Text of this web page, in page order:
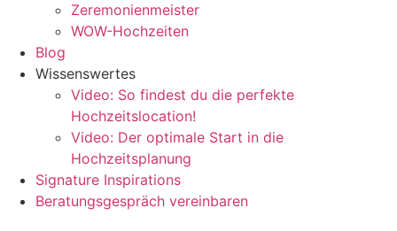
Zeremonienmeister
WOW-Hochzeiten
Blog
Wissenswertes
Video: So findest du die perfekte
Hochzeitslocation!
Video: Der optimale Start in die
Hochzeitsplanung
Signature Inspirations
Beratungsgespräch vereinbaren